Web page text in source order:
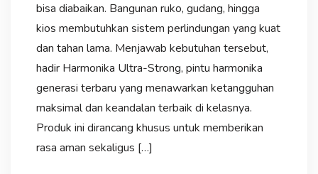
bisa diabaikan. Bangunan ruko, gudang, hingga
kios membutuhkan sistem perlindungan yang kuat
dan tahan lama. Menjawab kebutuhan tersebut,
hadir Harmonika Ultra-Strong, pintu harmonika
generasi terbaru yang menawarkan ketangguhan
maksimal dan keandalan terbaik di kelasnya.
Produk ini dirancang khusus untuk memberikan
rasa aman sekaligus […]